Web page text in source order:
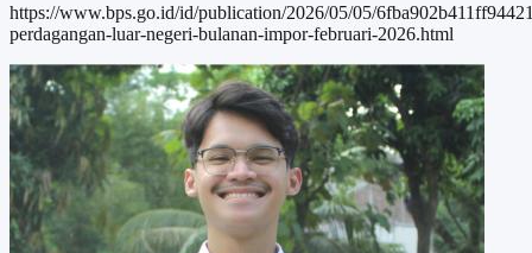
https://www.bps.go.id/id/publication/2026/05/05/
perdagangan-luar-negeri-bulanan-impor-februari-2026.html